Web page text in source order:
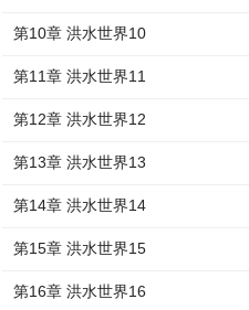
第10章 洪水世界10
第11章 洪水世界11
第12章 洪水世界12
第13章 洪水世界13
第14章 洪水世界14
第15章 洪水世界15
第16章 洪水世界16